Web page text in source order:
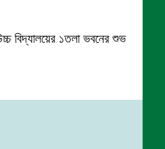
বিদ্যালয়ের ১তলা ভবনের শুভ